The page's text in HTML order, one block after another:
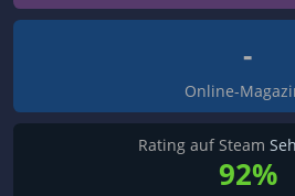
-
Online-
Rating auf Steam
92%